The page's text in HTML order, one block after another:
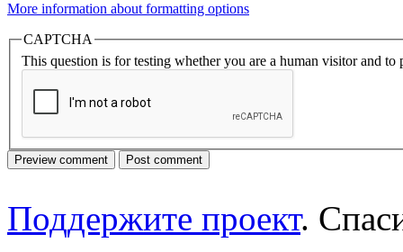
More information about formatting options
CAPTCHA
This question is for testing whether you are a human visitor and to
Поддержите проект.